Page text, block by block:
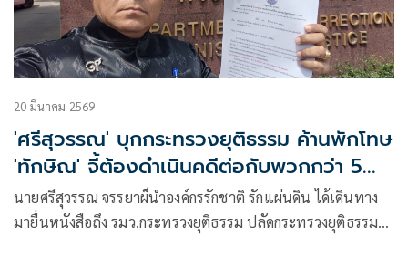
20 มีนาคม 2569
'ศรีสุวรรณ' บุกกระทรวงยุติธรรม ค้านพักโทษ
'ทักษิณ' จี้ต้องดำเนินคดีต่อกับพวกกว่า 5
คน
นายศรีสุวรรณ จรรยาผ็นำองค์กรรักชาติ รักแผ่นดิน ได้เดินทาง
มายื่นหนังสือถึง รมว.กระทรวงยุติธรรม ปลัดกระทรวงยุติธรรม